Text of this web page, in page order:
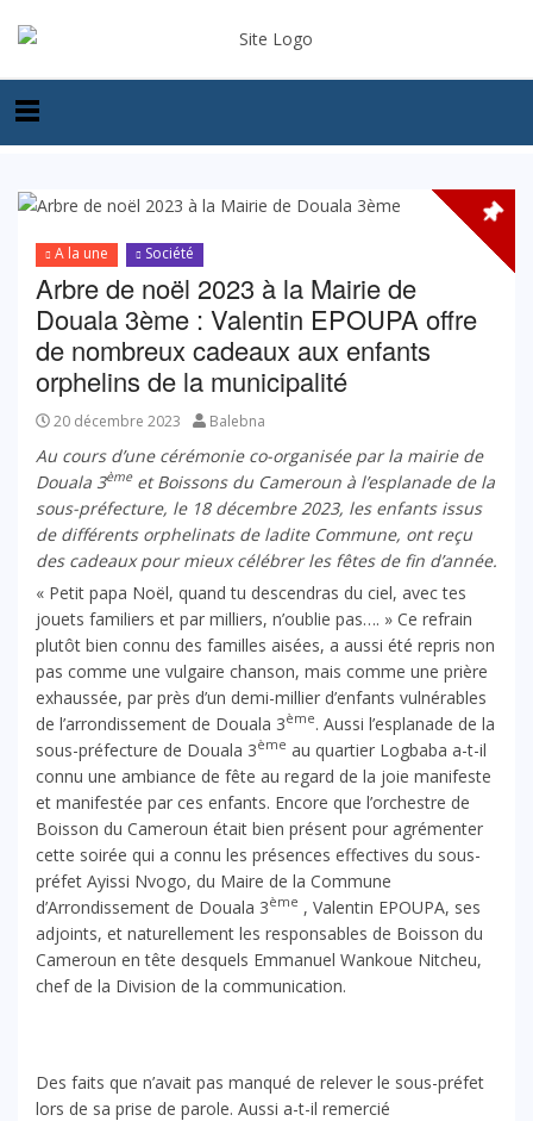
A la une Société
Arbre de noël 2023 à la Mairie de
Douala 3ème : Valentin EPOUPA offre
de nombreux cadeaux aux enfants
orphelins de la municipalité
20 décembre 2023 Balebna
Au cours d’une cérémonie co-organisée par la mairie de
Douala 3èmeet Boissons du Cameroun à l’esplanade de la
sous-préfecture, le 18 décembre 2023, les enfants issus
de différents orphelinats de ladite Commune, ont reçu
des cadeaux pour mieux célébrer les fêtes de fin d’année.
« Petit papa Noël, quand tu descendras du ciel, avec tes
jouets familiers et par milliers, n’oublie pas…. » Ce refrain
plutôt bien connu des familles aisées, a aussi été repris non
pas comme une vulgaire chanson, mais comme une prière
exhaussée, par près d’un demi-millier d’enfants vulnérables
de l’arrondissement de Douala 3ème. Aussi l’esplanade de la
sous-préfecture de Douala 3ème au quartier Logbaba a-t-il
connu une ambiance de fête au regard de la joie manifeste
et manifestée par ces enfants. Encore que l’orchestre de
Boisson du Cameroun était bien présent pour agrémenter
cette soirée qui a connu les présences effectives du sous-
préfet Ayissi Nvogo, du Maire de la Commune
d’Arrondissement de Douala 3ème , Valentin EPOUPA, ses
adjoints, et naturellement les responsables de Boisson du
Cameroun en tête desquels Emmanuel Wankoue Nitcheu,
chef de la Division de la communication.
Des faits que n’avait pas manqué de relever le sous-préfet
lors de sa prise de parole. Aussi a-t-il remercié